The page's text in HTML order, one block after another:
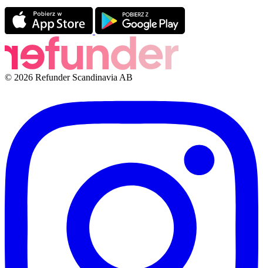
© 2026 Refunder Scandinavia AB